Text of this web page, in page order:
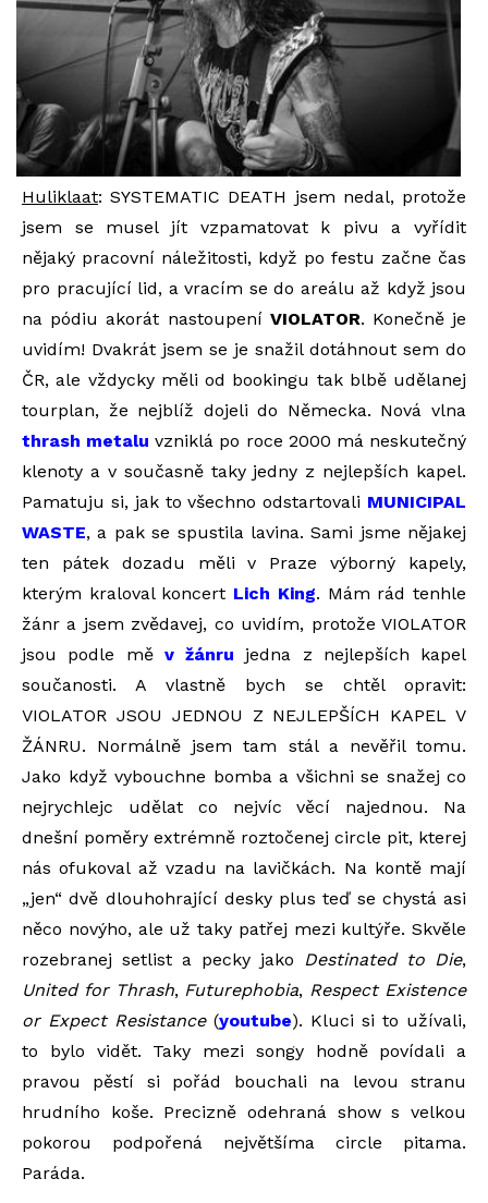
Huliklaat: SYSTEMATIC DEATH jsem nedal, protože
jsem se musel jít vzpamatovat k pivu a vyřídit
nějaký pracovní náležitosti, když po festu začne čas
pro pracující lid, a vracím se do areálu až když jsou
na pódiu akorát nastoupení VIOLATOR. Konečně je
uvidím! Dvakrát jsem se je snažil dotáhnout sem do
ČR, ale vždycky měli od bookingu tak blbě udělanej
tourplan, že nejblíž dojeli do Německa. Nová vlna
thrash metalu vzniklá po roce 2000 má neskutečný
klenoty a v současně taky jedny z nejlepších kapel.
Pamatuju si, jak to všechno odstartovali MUNICIPAL
WASTE, a pak se spustila lavina. Sami jsme nějakej
ten pátek dozadu měli v Praze výborný kapely,
kterým kraloval koncert Lich King. Mám rád tenhle
žánr a jsem zvědavej, co uvidím, protože VIOLATOR
jsou podle mě v žánru jedna z nejlepších kapel
součanosti. A vlastně bych se chtěl opravit:
VIOLATOR JSOU JEDNOU Z NEJLEPŠÍCH KAPEL V
ŽÁNRU. Normálně jsem tam stál a nevěřil tomu.
Jako když vybouchne bomba a všichni se snažej co
nejrychlejc udělat co nejvíc věcí najednou. Na
dnešní poměry extrémně roztočenej circle pit, kterej
nás ofukoval až vzadu na lavičkách. Na kontě mají
„jen“ dvě dlouhohrající desky plus teď se chystá asi
něco novýho, ale už taky patřej mezi kultýře. Skvěle
rozebranej setlist a pecky jako
Destinated to Die,
United for Thrash, Futurephobia, Respect Existence
or Expect Resistance (youtube). Kluci si to užívali,
to bylo vidět. Taky mezi songy hodně povídali a
pravou pěstí si pořád bouchali na levou stranu
hrudního koše. Precizně odehraná show s velkou
pokorou podpořená největšíma circle pitama.
Paráda.